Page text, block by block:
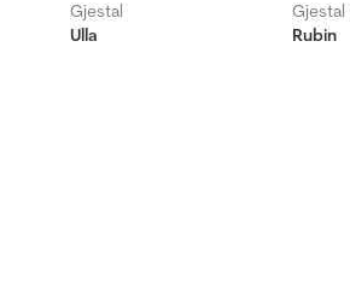
Gjestal
Ulla
Gjestal
Rubin